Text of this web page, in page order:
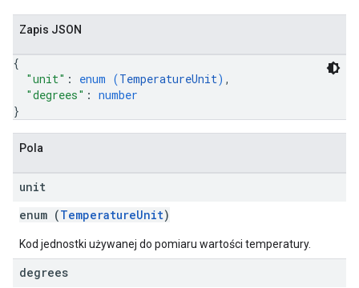
Zapis JSON
{
"unit" : enum (TemperatureUnit) ,
"degrees" : number
}
Pola
unit
enum (TemperatureUnit)
Kod jednostki używanej do pomiaru wartości temperatury.
degrees